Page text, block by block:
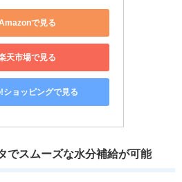
で見る
天市場で見る
ショッピングで見る
でスムーズな水分補給が可能